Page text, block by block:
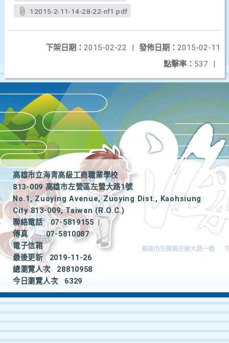
12015-2-11-14-28-22-nf1.pdf
發佈日期： 2015-02-11
下架日期： 2015-02-22
|
點擊率： 537 |
高雄市立海青高級工商職業學校
813-009 高雄市左營區左營大路1號
No.1, Zuoying Avenue, Zuoying Dist., Kaohsiung
City 813-009, Taiwan (R.O.C.)
聯絡電話
07-5819155
|
傳真
07-5810087
電子信箱
最後更新
2019-11-26
總瀏覽人次
28810958
今日瀏覽人次
6329